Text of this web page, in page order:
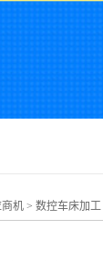
机 > 数控车床加工